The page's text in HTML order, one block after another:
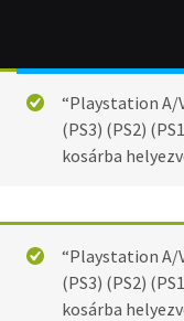
“Playstation A/
(PS3) (PS2)
kosárba
“Playstation A/
(PS3) (PS2)
kosárba